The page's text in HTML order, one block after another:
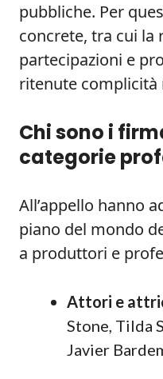
pubbliche. Per
concrete, tra cui la
partecipazioni e
ritenute complicità
Chi sono i
categorie
All’appello hanno
piano del mondo
a produttori e
Attori e
Stone, Tilda
Javier